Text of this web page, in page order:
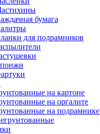
бумага
для подрамников
на картоне
на оргалите
на подрамнике